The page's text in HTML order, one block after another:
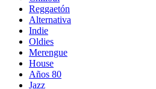
Reggaetón
Alternativa
Indie
Oldies
Merengue
House
Años 80
Jazz